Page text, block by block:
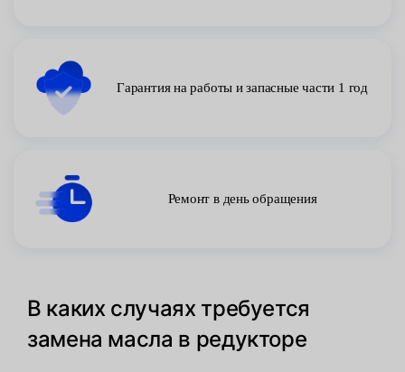
Гарантия на работы и запасные части 1 год
Ремонт в день обращения
В каких случаях требуется
замена масла в редукторе